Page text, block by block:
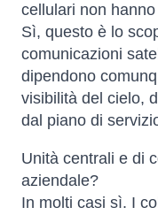
cellulari non
Sì, questo è lo
comunicazioni
dipendono
visibilità del cielo,
dal piano di
Unità centrali e di
aziendale?
In molti casi sì. I